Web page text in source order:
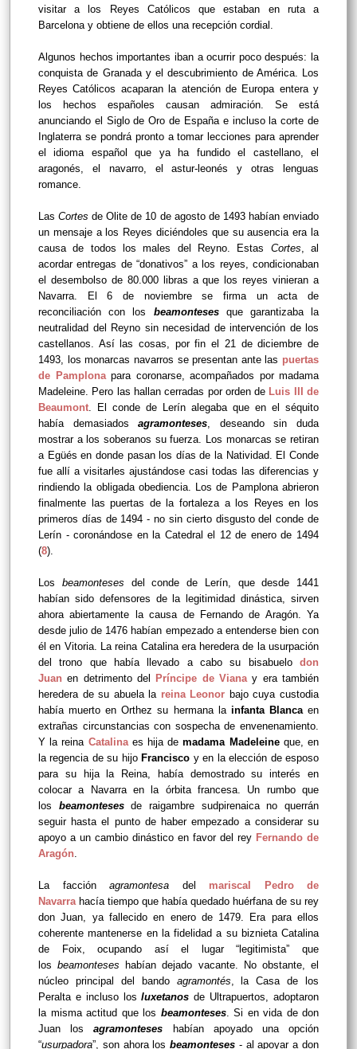
visitar a los Reyes Católicos que estaban en ruta a
Barcelona y obtiene de ellos una recepción cordial.
Algunos hechos importantes iban a ocurrir poco después: la
conquista de Granada y el descubrimiento de América. Los
Reyes Católicos acaparan la atención de Europa entera y
los hechos españoles causan admiración. Se está
anunciando el Siglo de Oro de España e incluso la corte de
Inglaterra se pondrá pronto a tomar lecciones para aprender
el idioma español que ya ha fundido el castellano, el
aragonés, el navarro, el astur-leonés y otras lenguas
romance.
LasCortes de Olite de 10 de agosto de 1493 habían enviado
un mensaje a los Reyes diciéndoles que su ausencia era la
causa de todos los males del Reyno. Estas Cortes , al
acordar entregas de “donativos” a los reyes, condicionaban
el desembolso de 80.000 libras a que los reyes vinieran a
Navarra. El 6 de noviembre se firma un acta de
reconciliación con los beamonteses que garantizaba la
neutralidad del Reyno sin necesidad de intervención de los
castellanos. Así las cosas, por fin el 21 de diciembre de
1493, los monarcas navarros se presentan ante las puertas
de Pamplona para coronarse, acompañados por madama
Madeleine. Pero las hallan cerradas por orden de Luis III de
Beaumont . El conde de Lerín alegaba que en el séquito
había demasiadosagramonteses , deseando sin duda
mostrar a los soberanos su fuerza. Los monarcas se retiran
a Egüés en donde pasan los días de la Natividad. El Conde
fue allí a visitarles ajustándose casi todas las diferencias y
rindiendo la obligada obediencia. Los de Pamplona abrieron
finalmente las puertas de la fortaleza a los Reyes en los
primeros días de 1494 - no sin cierto disgusto del conde de
Lerín - coronándose en la Catedral el 12 de enero de 1494
(8).
Los beamonteses del conde de Lerín, que desde 1441
habían sido defensores de la legitimidad dinástica, sirven
ahora abiertamente la causa de Fernando de Aragón. Ya
desde julio de 1476 habían empezado a entenderse bien con
él en Vitoria. La reina Catalina era heredera de la usurpación
del trono que había llevado a cabo su bisabuelo don
Juan en detrimento del Príncipe de Viana y era también
heredera de su abuela la reina Leonor bajo cuya custodia
había muerto en Orthez su hermana la infanta Blancaen
extrañas circunstancias con sospecha de envenenamiento.
Y la reina Catalina es hija demadama Madeleine que, en
la regencia de su hijo Francisco y en la elección de esposo
para su hija la Reina, había demostrado su interés en
colocar a Navarra en la órbita francesa. Un rumbo que
los beamontesesde raigambre sudpirenaica no querrán
seguir hasta el punto de haber empezado a considerar su
apoyo a un cambio dinástico en favor del rey Fernando de
Aragón
La facción agramontesa del mariscal Pedro de
Navarra hacía tiempo que había quedado huérfana de su rey
don Juan, ya fallecido en enero de 1479. Era para ellos
coherente mantenerse en la fidelidad a su biznieta Catalina
de Foix, ocupando así el lugar “legitimista” que
losbeamonteses
habían dejado vacante. No obstante, el
núcleo principal del bando agramontés , la Casa de los
Peralta e incluso losluxetanos de Ultrapuertos, adoptaron
la misma actitud que los beamonteses. Si en vida de don
Juan losagramonteses
habían apoyado una opción
“usurpadora”, son ahora losbeamonteses - al apoyar a don